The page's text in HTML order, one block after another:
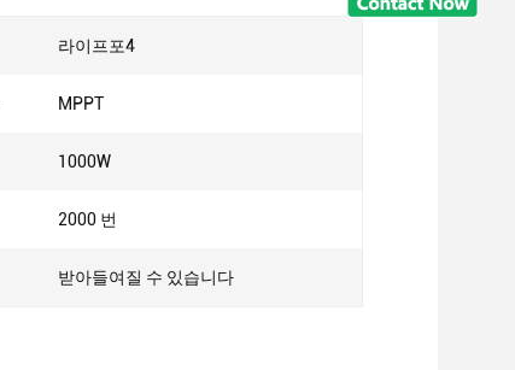
라이프포4
MPPT
1000W
2000 번
받아들여질 수 있습니다